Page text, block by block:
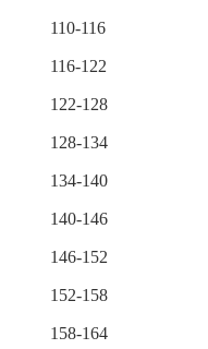
110-116
116-122
122-128
128-134
134-140
140-146
146-152
152-158
158-164